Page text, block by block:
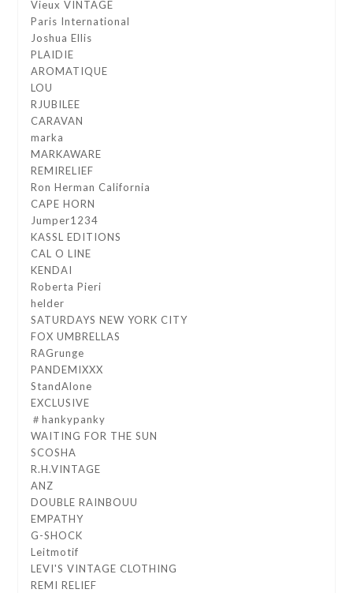
Vieux VINTAGE
Paris International
Joshua Ellis
PLAIDIE
AROMATIQUE
LOU
RJUBILEE
CARAVAN
marka
MARKAWARE
REMIRELIEF
Ron Herman California
CAPE HORN
Jumper1234
KASSL EDITIONS
CAL O LINE
KENDAI
Roberta Pieri
helder
SATURDAYS NEW YORK CITY
FOX UMBRELLAS
RAGrunge
PANDEMIXXX
StandAlone
EXCLUSIVE
＃hankypanky
WAITING FOR THE SUN
SCOSHA
R.H.VINTAGE
ANZ
DOUBLE RAINBOUU
EMPATHY
G-SHOCK
Leitmotif
LEVI'S VINTAGE CLOTHING
REMI RELIEF